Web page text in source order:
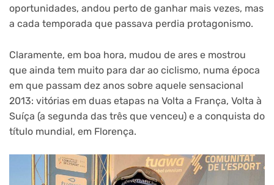
oportunidades, andou perto de ganhar mais vezes, mas
a cada temporada que passava perdia protagonismo.
Claramente, em boa hora, mudou de ares e mostrou
que ainda tem muito para dar ao ciclismo, numa época
em que passam dez anos sobre aquele sensacional
2013: vitórias em duas etapas na Volta a França, Volta à
Suíça (a segunda das três que venceu) e a conquista do
título mundial, em Florença.